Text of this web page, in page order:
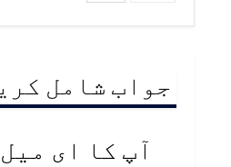
جواب شامل
آپ کا ای